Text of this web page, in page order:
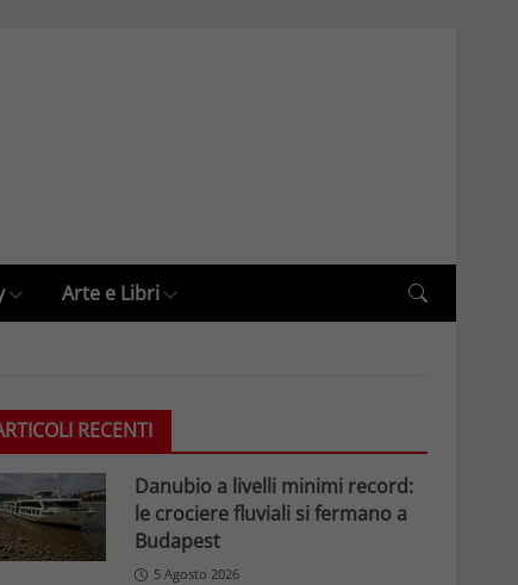
Arte e Libri
RECENTI
Danubio a livelli minimi record:
le crociere fluviali si fermano a
Budapest
5 Agosto 2026